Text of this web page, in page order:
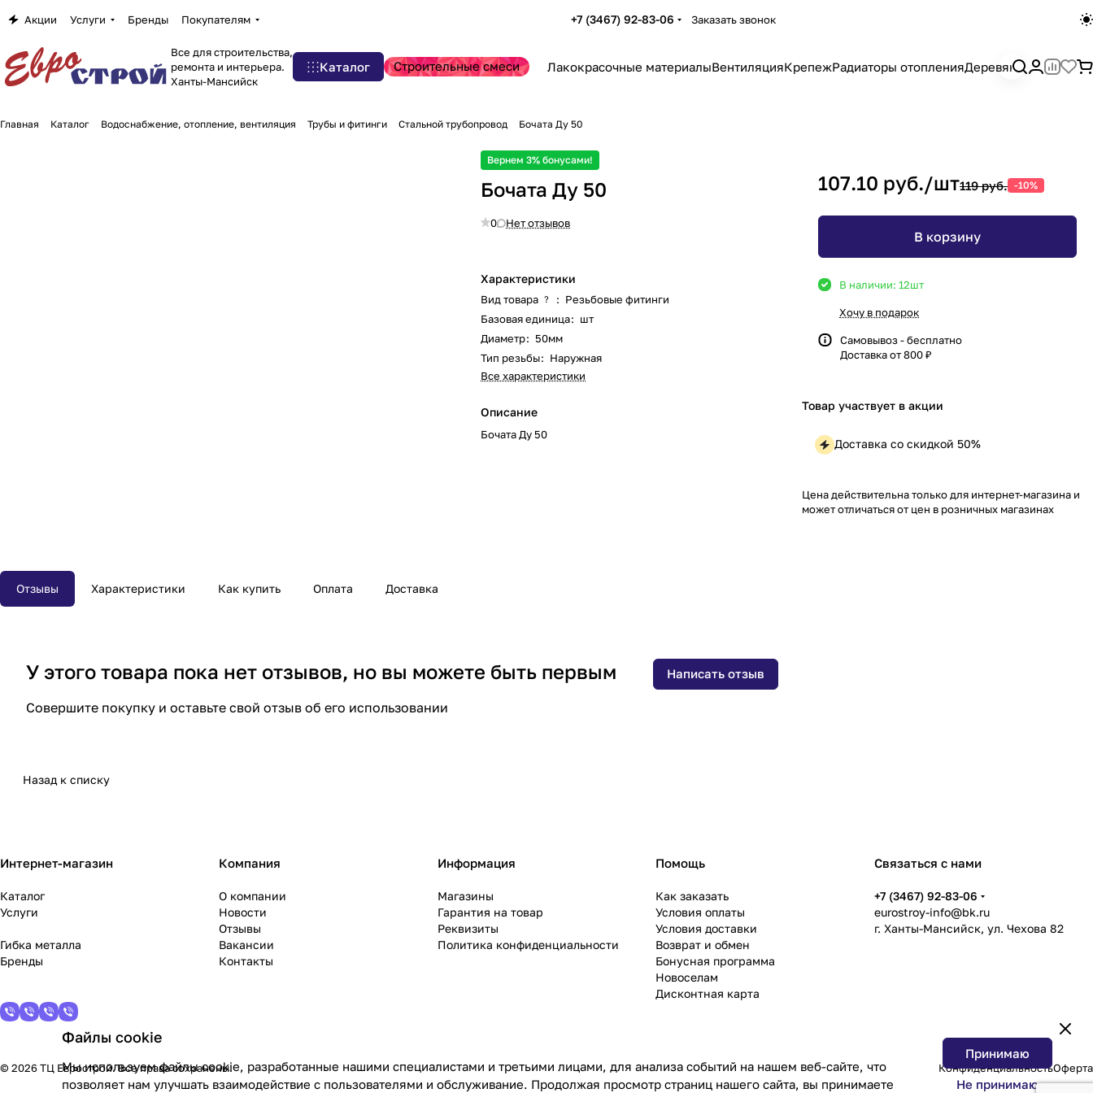
Акции Услуги Бренды Покупателям +7 (3467) 92-83-06 Заказать звонок
Все для строительства,
ремонта и интерьера.
Ханты-Мансийск
Каталог Строительные смеси Лакокрасочные материалыВентиляцияКрепежРадиаторы отопленияДеревянный
Главная Каталог Водоснабжение, отопление, вентиляция Трубы и фитинги Стальной трубопровод Бочата Ду 50
Вернем 3% бонусами!
Бочата Ду 50
0 Нет отзывов
Характеристики
Вид товара ? : Резьбовые фитинги
Базовая единица: шт
Диаметр: 50мм
Тип резьбы: Наружная
Все характеристики
Описание
Бочата Ду 50
107.10 руб./шт119 руб. -10%
В корзину
В наличии: 12шт
Хочу в подарок
Самовывоз - бесплатно
Доставка от 800 ₽
Товар участвует в акции
Доставка со скидкой 50%
Цена действительна только для интернет-магазина и
может отличаться от цен в розничных магазинах
Отзывы Характеристики Как купить Оплата Доставка
У этого товара пока нет отзывов, но вы можете быть первым
Совершите покупку и оставьте свой отзыв об его использовании
Написать отзыв
Назад к списку
Интернет-магазин
Каталог
Услуги
Гибка металла
Бренды
Компания
О компании
Новости
Отзывы
Вакансии
Контакты
Информация
Магазины
Гарантия на товар
Реквизиты
Политика конфиденциальности
Помощь
Как заказать
Условия оплаты
Условия доставки
Возврат и обмен
Бонусная программа
Новоселам
Дисконтная карта
Связаться с нами
+7 (3467) 92-83-06
eurostroy-info@bk.ru
г. Ханты-Мансийск, ул. Чехова 82
© 2026 ТЦ Еврострой. Все права сохранены. КонфиденциальностьОферта
Файлы cookie
Мы используем файлы cookie, разработанные нашими специалистами и третьими лицами, для анализа событий на нашем веб-сайте, что
позволяет нам улучшать взаимодействие с пользователями и обслуживание. Продолжая просмотр страниц нашего сайта, вы принимаете
Принимаю
Не принимаю